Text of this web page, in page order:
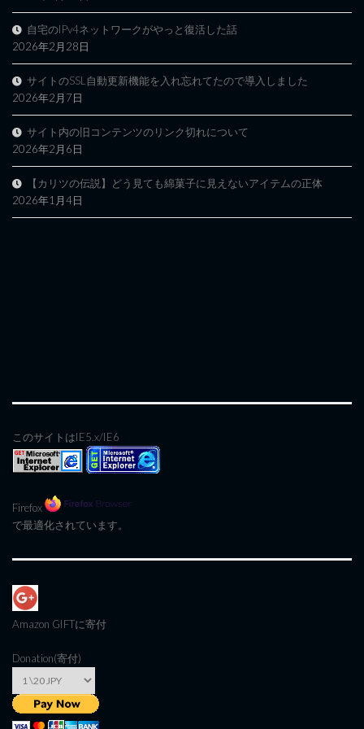
自宅のIPv4ネットワークがやっと復活した話
2026年2月28日
サイトのSSL自動更新機能を入れ忘れてたので導入しました
2026年2月7日
サイト内の旧コンテンツのリンク切れについて
2026年2月6日
【カリツの伝説】どう見ても綿菓子に見えないアイテムの正体
2026年1月4日
このサイトはIE5.x/IE6
Firefox
で最適化されています。
Amazon GIFTに寄付
Donation(寄付)